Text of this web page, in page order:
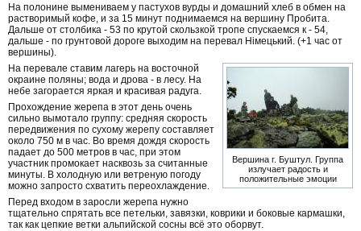
На полонине вымениваем у пастухов вурды и домашний хлеб в обмен на
растворимый кофе, и за 15 минут поднимаемся на вершину Пробита.
Дальше от столбика - 53 по крутой скользкой тропе спускаемся к - 54,
дальше - по грунтовой дороге выходим на перевал Німецький. (+1 час от
вершины).
Вершина г. Буштул. Группа
излучает радость и
положительные эмоции
На перевале ставим лагерь на восточной
окраине поляны; вода и дрова - в лесу. На
небе загорается яркая и красивая радуга.
Прохождение жерепа в этот день очень
сильно вымотало группу: средняя скорость
передвижения по сухому жерепу составляет
около 750 м в час. Во время дождя скорость
падает до 500 метров в час, при этом
участник промокает насквозь за считанные
минуты. В холодную или ветреную погоду
можно запросто схватить переохлаждение.
Перед входом в заросли жерепа нужно
тщательно спрятать все петельки, завязки, коврики и боковые кармашки,
так как цепкие ветки альпийской сосны всё это оборвут.